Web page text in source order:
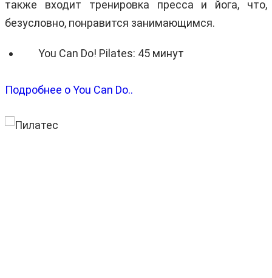
также входит тренировка пресса и йога, что,
безусловно, понравится занимающимся.
You Can Do! Pilates: 45 минут
Подробнее о You Can Do..